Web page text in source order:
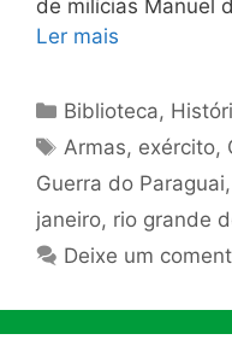
de milícias Manuel
Ler mais
Categorias
Biblioteca,
Tags
Armas, exército,
Guerra do Paraguai,
janeiro, rio grande
Deixe um